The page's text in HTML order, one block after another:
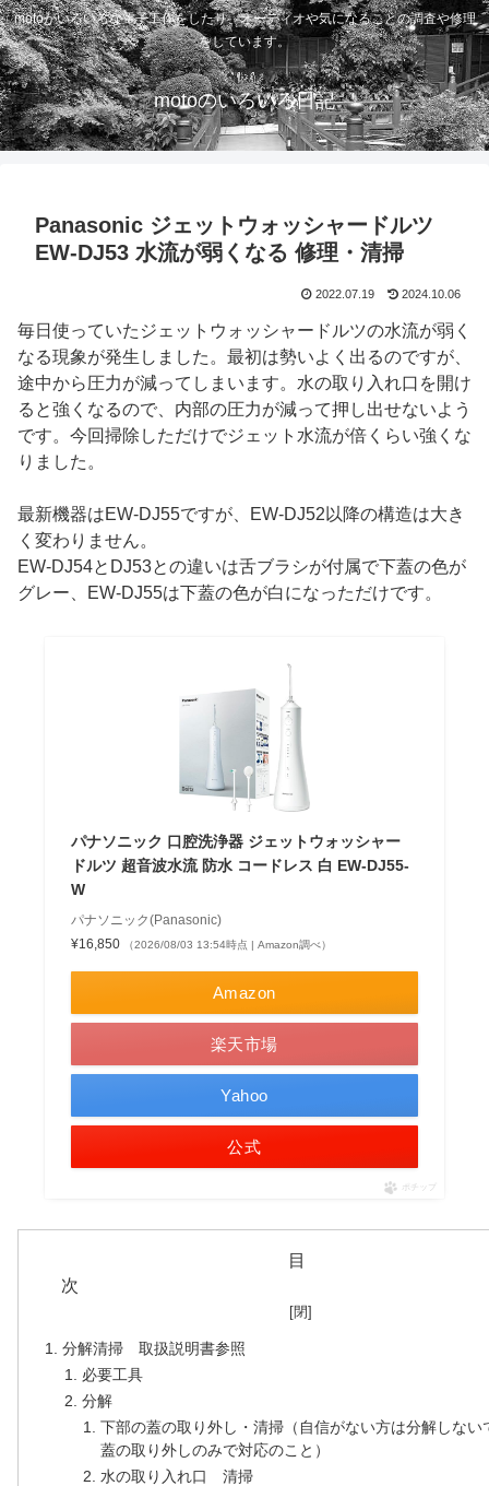
motoがいろいろな電子工作をしたり、オーディオや気になることの調査や修理
をしています。
motoのいろいろ日記
Panasonic ジェットウォッシャードルツ
EW-DJ53 水流が弱くなる 修理・清掃
2022.07.19 2024.10.06
毎日使っていたジェットウォッシャードルツの水流が弱く
なる現象が発生しました。最初は勢いよく出るのですが、
途中から圧力が減ってしまいます。水の取り入れ口を開け
ると強くなるので、内部の圧力が減って押し出せないよう
です。今回掃除しただけでジェット水流が倍くらい強くな
りました。
最新機器はEW-DJ55ですが、EW-DJ52以降の構造は大き
く変わりません。
EW-DJ54とDJ53との違いは舌ブラシが付属で下蓋の色が
グレー、EW-DJ55は下蓋の色が白になっただけです。
パナソニック 口腔洗浄器 ジェットウォッシャー
ドルツ 超音波水流 防水 コードレス 白 EW-DJ55-
W
パナソニック(Panasonic)
¥16,850
（2026/08/03 13:54時点 | Amazon調べ）
Amazon
楽天市場
Yahoo
公式
ポチップ
目
分解清掃 取扱説明書参照
必要工具
分解
下部の蓋の取り外し・清掃（自信がない方は分解しない
蓋の取り外しのみで対応のこと）
水の取り入れ口 清掃